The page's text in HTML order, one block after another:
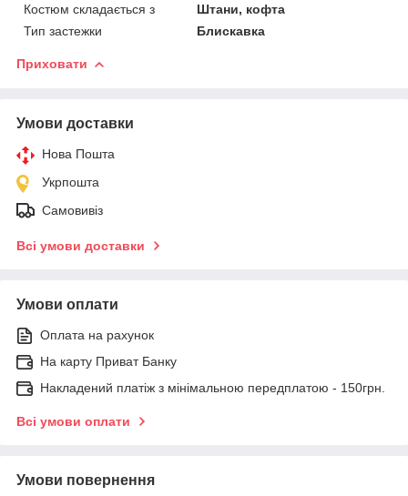
Костюм складається з
Штани, кофта
Тип застежки
Блискавка
Приховати
Умови доставки
Нова Пошта
Укрпошта
Самовивіз
Всі умови доставки
Умови оплати
Оплата на рахунок
На карту Приват Банку
Накладений платіж з мінімальною передплатою - 150грн.
Всі умови оплати
Умови повернення